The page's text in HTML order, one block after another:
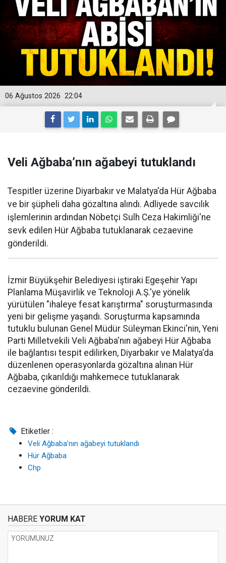
22:04
06 Ağustos 2026
Veli Ağbaba’nın ağabeyi tutuklandı
Tespitler üzerine Diyarbakır ve Malatya'da Hür Ağbaba
ve bir şüpheli daha gözaltına alındı. Adliyede savcılık
işlemlerinin ardından Nöbetçi Sulh Ceza Hakimliği'ne
sevk edilen Hür Ağbaba tutuklanarak cezaevine
gönderildi.
İzmir Büyükşehir Belediyesi iştiraki Egeşehir Yapı
Planlama Müşavirlik ve Teknoloji A.Ş.'ye yönelik
yürütülen "ihaleye fesat karıştırma" soruşturmasında
yeni bir gelişme yaşandı. Soruşturma kapsamında
tutuklu bulunan Genel Müdür Süleyman Ekinci'nin, Yeni
Parti Milletvekili Veli Ağbaba'nın ağabeyi Hür Ağbaba
ile bağlantısı tespit edilirken, Diyarbakır ve Malatya'da
düzenlenen operasyonlarda gözaltına alınan Hür
Ağbaba, çıkarıldığı mahkemece tutuklanarak
cezaevine gönderildi.
Etiketler :
Veli Ağbaba’nın ağabeyi tutuklandı
Hür Ağbaba
Chp
HABERE YORUM KAT